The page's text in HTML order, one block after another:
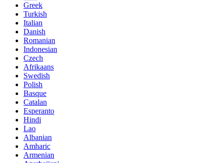
Greek
Turkish
Italian
Danish
Romanian
Indonesian
Czech
Afrikaans
Swedish
Polish
Basque
Catalan
Esperanto
Hindi
Lao
Albanian
Amharic
Armenian